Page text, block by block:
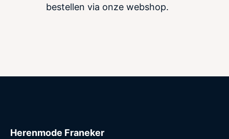
bestellen via onze webshop.
Herenmode Franeker